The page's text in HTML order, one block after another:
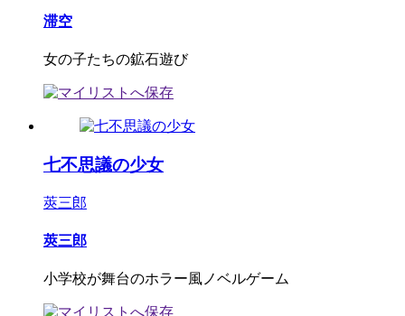
滞空
女の子たちの鉱石遊び
七不思議の少女
莢三郎
莢三郎
小学校が舞台のホラー風ノベルゲーム